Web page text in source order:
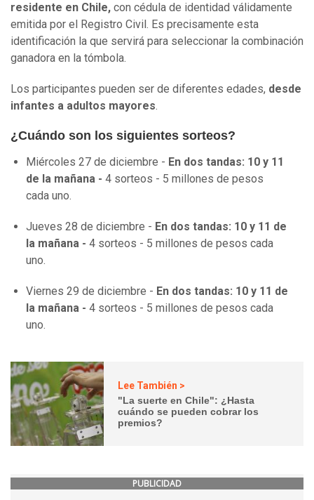
residente en Chile, con cédula de identidad válidamente
emitida por el Registro Civil. Es precisamente esta
identificación la que servirá para seleccionar la combinación
ganadora en la tómbola.
Los participantes pueden ser de diferentes edades, desde
infantes a adultos mayores.
¿Cuándo son los siguientes sorteos?
Miércoles 27 de diciembre - En dos tandas: 10 y 11
de la mañana - 4 sorteos - 5 millones de pesos
cada uno.
Jueves 28 de diciembre - En dos tandas: 10 y 11 de
la mañana - 4 sorteos - 5 millones de pesos cada
uno.
Viernes 29 de diciembre - En dos tandas: 10 y 11 de
la mañana - 4 sorteos - 5 millones de pesos cada
uno.
Lee También >
"La suerte en Chile": ¿Hasta
cuándo se pueden cobrar los
premios?
PUBLICIDAD